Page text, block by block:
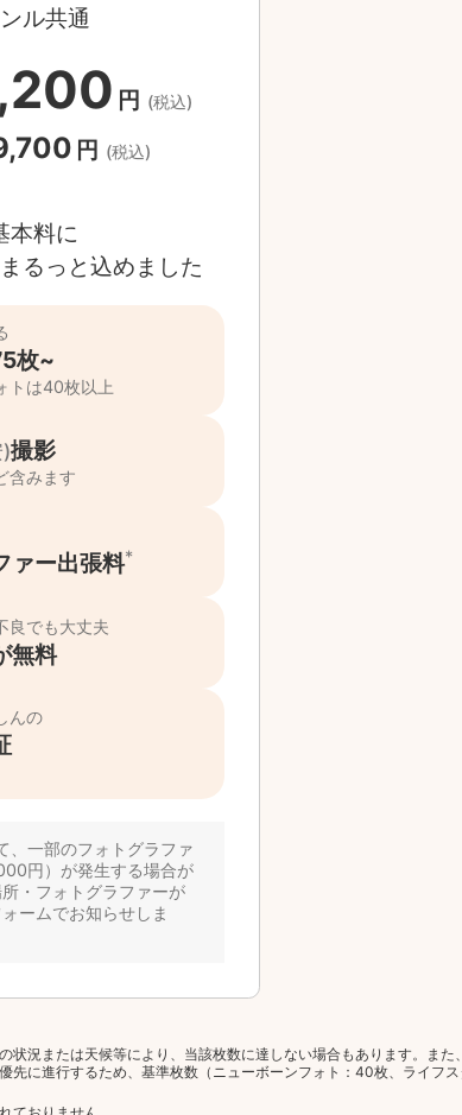
が
況または天候等により、当該枚数に達しない場合もあります。また
に進行するため、基準枚数（ニューボーンフォト：40枚、ライフ